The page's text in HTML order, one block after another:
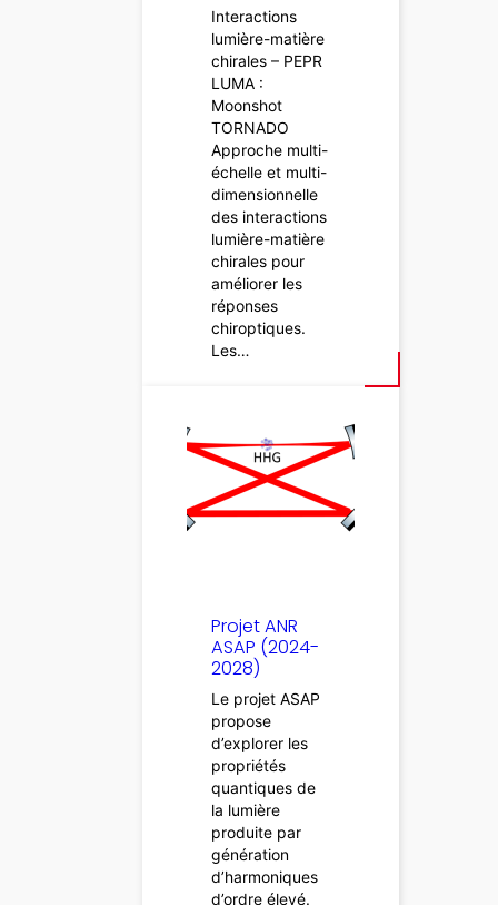
Interactions
lumière-matière
chirales – PEPR
LUMA :
Moonshot
TORNADO
Approche multi-
échelle et multi-
dimensionnelle
des interactions
lumière-matière
chirales pour
améliorer les
réponses
chiroptiques.
Les…
Projet ANR
ASAP (2024-
2028)
Le projet ASAP
propose
d’explorer les
propriétés
quantiques de
la lumière
produite par
génération
d’harmoniques
d’ordre élevé.